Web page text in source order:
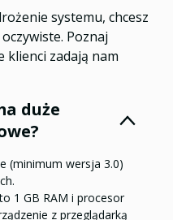
systemu, chcesz
Poznaj
zadają nam
duże
(minimum wersja 3.0)
1 GB RAM i procesor
z przeglądarką